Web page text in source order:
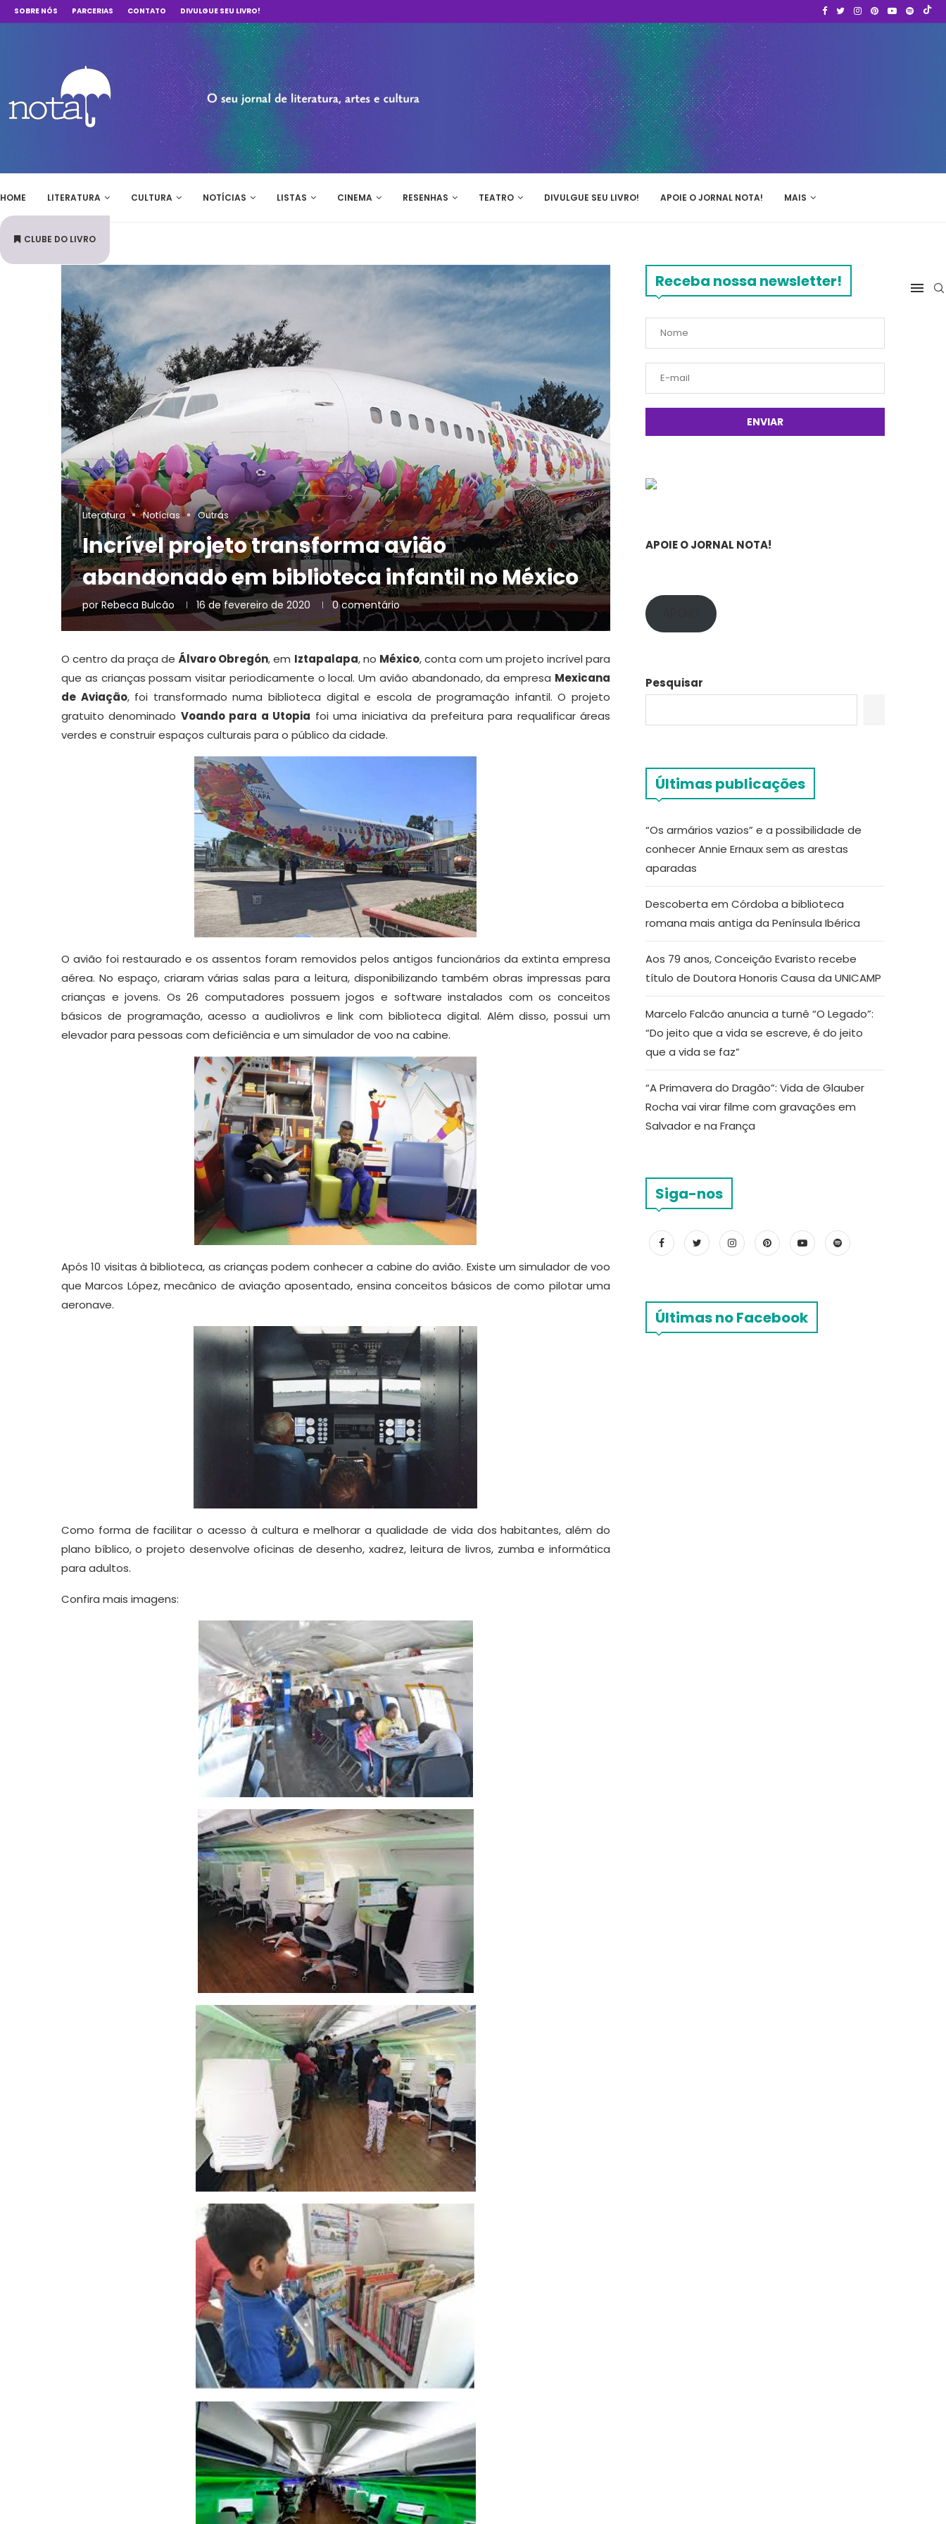
SOBRE NÓS PARCERIAS CONTATO DIVULGUE SEU LIVRO!
HOME LITERATURA CULTURA NOTÍCIAS LISTAS CINEMA RESENHAS TEATRO DIVULGUE SEU LIVRO! APOIE O JORNAL NOTA! MAIS
CLUBE DO LIVRO
Literatura Notícias Outras
Incrível projeto transforma avião
abandonado em biblioteca infantil no México
porRebeca Bulcão 16 de fevereiro de 2020 0 comentário
O centro da praça deÁlvaro Obregón, em Iztapalapa, no México, conta com um projeto incrível para
que as crianças possam visitar periodicamente o local. Um avião abandonado, da empresa Mexicana
de Aviação, foi transformado numa biblioteca digital e escola de programação infantil. O projeto
gratuito denominado Voando para a Utopia foi uma iniciativa da prefeitura para requalificar áreas
verdes e construir espaços culturais para o público da cidade.
O avião foi restaurado e os assentos foram removidos pelos antigos funcionários da extinta empresa
aérea. No espaço, criaram várias salas para a leitura, disponibilizando também obras impressas para
crianças e jovens. Os 26 computadores possuem jogos e software instalados com os conceitos
básicos de programação, acesso a audiolivros e link com biblioteca digital. Além disso, possui um
elevador para pessoas com deficiência e um simulador de voo na cabine.
Após 10 visitas à biblioteca, as crianças podem conhecer a cabine do avião. Existe um simulador de voo
que Marcos López, mecânico de aviação aposentado, ensina conceitos básicos de como pilotar uma
aeronave.
Como forma de facilitar o acesso à cultura e melhorar a qualidade de vida dos habitantes, além do
plano bíblico, o projeto desenvolve oficinas de desenho, xadrez, leitura de livros, zumba e informática
para adultos.
Confira mais imagens:
Receba nossa newsletter!
APOIE O JORNAL NOTA!
Pesquisar
Últimas publicações
“Os armários vazios” e a possibilidade de
conhecer Annie Ernaux sem as arestas
aparadas
Descoberta em Córdoba a biblioteca
romana mais antiga da Península Ibérica
Aos 79 anos, Conceição Evaristo recebe
título de Doutora Honoris Causa da UNICAMP
Marcelo Falcão anuncia a turnê “O Legado”:
“Do jeito que a vida se escreve, é do jeito
que a vida se faz”
“A Primavera do Dragão”: Vida de Glauber
Rocha vai virar filme com gravações em
Salvador e na França
Siga-nos
Últimas no Facebook